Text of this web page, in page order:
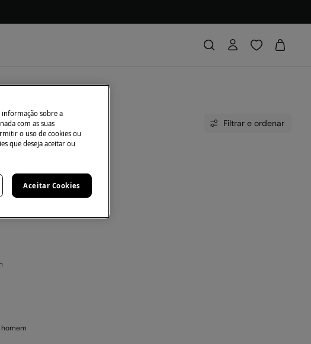
Filtrar e ordenar
ser teus.
sobre a
com as suas
o uso de cookies ou
que deseja aceitar ou
Aceitar Cookies